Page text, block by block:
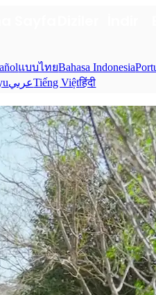
แบบไทยBahasa Indonesia
عربيTiếng Việtहिंदी